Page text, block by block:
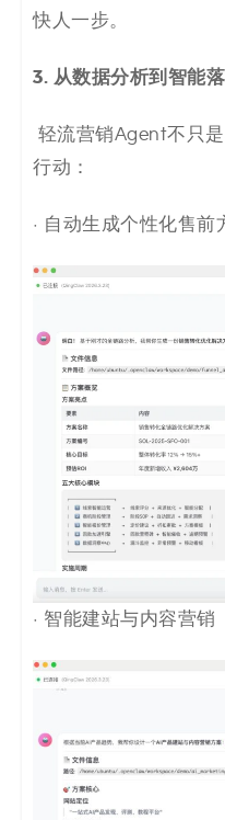
快人一步。
3. 从数据分析到智能
轻流营销Agent不只
行动：
· 自动生成个性化售前
· 智能建站与内容营销